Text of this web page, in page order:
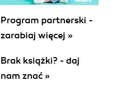
Program partnerski -
zarabiaj więcej »
Brak książki? - daj
nam znać »